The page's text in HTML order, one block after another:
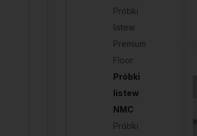
Próbki
listew
Premium
Floor
Próbki
listew
NMC
Próbki